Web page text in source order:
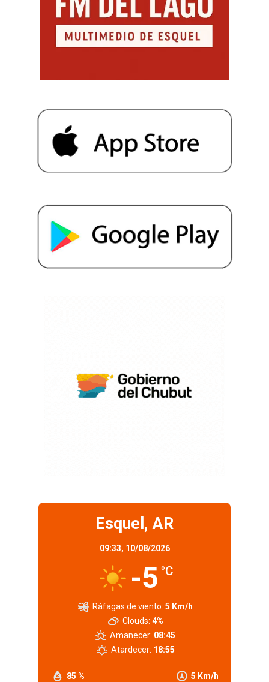
Esquel, AR
09:33, 10/08/2026
-5 °C
85 % 5 Km/h
Ráfagas de viento: 5 Km/h
Clouds: 4%
Amanecer: 08:45
Atardecer: 18:55